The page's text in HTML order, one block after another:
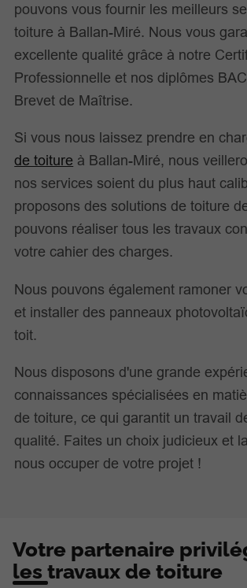
pouvons vous fournir les meilleurs
toiture à Ballan-Miré. Nous vous
excellente qualité grâce à notre
Professionnelle et nos diplômes
Brevet de Maîtrise.
Si vous nous laissez prendre en
de toiture à Ballan-Miré, nous
nos services soient du plus haut
proposons des solutions de toiture
pouvons réaliser tous les travaux
votre cahier des charges.
Nous pouvons également ramoner
et installer des panneaux
toit.
Nous disposons d'une grande
connaissances spécialisées en
de toiture, ce qui garantit un travail
qualité. Faites un choix judicieux et
nous occuper de votre projet !
Votre partenaire
les travaux de toiture